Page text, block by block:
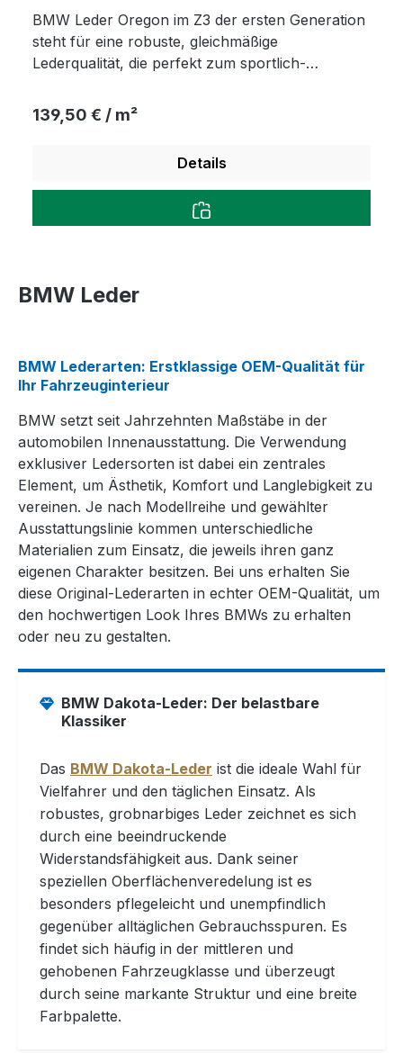
BMW Leder Oregon im Z3 der ersten Generation
steht für eine robuste, gleichmäßige
Lederqualität, die perfekt zum sportlich-
pigmentierte Oberfläche mit definierter Narbung
bietet eine langlebige Optik und hohe
Originalität, Funktion und zeitlose BMW-
Interieurqualität schätzen.
Regulärer Preis:
139,50 € / m²
Details
BMW Leder
BMW Lederarten: Erstklassige OEM-Qualität für
Ihr Fahrzeuginterieur
BMW setzt seit Jahrzehnten Maßstäbe in der
automobilen Innenausstattung. Die Verwendung
exklusiver Ledersorten ist dabei ein zentrales
Element, um Ästhetik, Komfort und Langlebigkeit zu
vereinen. Je nach Modellreihe und gewählter
Ausstattungslinie kommen unterschiedliche
Materialien zum Einsatz, die jeweils ihren ganz
eigenen Charakter besitzen. Bei uns erhalten Sie
diese Original-Lederarten in echter OEM-Qualität, um
den hochwertigen Look Ihres BMWs zu erhalten
oder neu zu gestalten.
BMW Dakota-Leder: Der belastbare
Klassiker
Das BMW Dakota-Leder ist die ideale Wahl für
Vielfahrer und den täglichen Einsatz. Als
robustes, grobnarbiges Leder zeichnet es sich
durch eine beeindruckende
Widerstandsfähigkeit aus. Dank seiner
speziellen Oberflächenveredelung ist es
besonders pflegeleicht und unempfindlich
gegenüber alltäglichen Gebrauchsspuren. Es
findet sich häufig in der mittleren und
gehobenen Fahrzeugklasse und überzeugt
durch seine markante Struktur und eine breite
Farbpalette.